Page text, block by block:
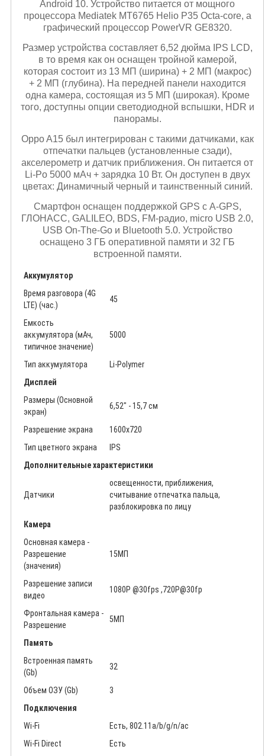
Android 10. Устройство питается от мощного
процессора Mediatek MT6765 Helio P35 Octa-core, а
графический процессор PowerVR GE8320.
Размер устройства составляет 6,52 дюйма IPS LCD,
в то время как он оснащен тройной камерой,
которая состоит из 13 МП (ширина) + 2 МП (макрос)
+ 2 МП (глубина). На передней панели находится
одна камера, состоящая из 5 МП (широкая). Кроме
того, доступны опции светодиодной вспышки, HDR и
панорамы.
Oppo A15 был интегрирован с такими датчиками, как
отпечатки пальцев (установленные сзади),
акселерометр и датчик приближения. Он питается от
Li-Po 5000 мАч + зарядка 10 Вт. Он доступен в двух
цветах: Динамичный черный и таинственный синий.
Смартфон оснащен поддержкой GPS с A-GPS,
ГЛОНАСС, GALILEO, BDS, FM-радио, micro USB 2.0,
USB On-The-Go и Bluetooth 5.0. Устройство
оснащено 3 ГБ оперативной памяти и 32 ГБ
встроенной памяти.
Аккумулятор
Время разговора (4G
LTE) (час.)
45
Емкость
аккумулятора (мАч,
типичное значение)
5000
Тип аккумулятора
Li-Polymer
Дисплей
Размеры (Основной
экран)
6,52″ - 15,7 см
Разрешение экрана
1600x720
Тип цветного экрана
IPS
Дополнительные характеристики
Датчики
освещенности, приближения,
считывание отпечатка пальца,
разблокировка по лицу
Камера
Основная камера -
Разрешение
(значения)
15МП
Разрешение записи
видео
1080P @30fps ,720P@30fp
Фронтальная камера -
Разрешение
5МП
Память
Встроенная память
(Gb)
32
Объем ОЗУ (Gb)
3
Подключения
Wi-Fi
Есть, 802.11a/b/g/n/ac
Wi-Fi Direct
Есть